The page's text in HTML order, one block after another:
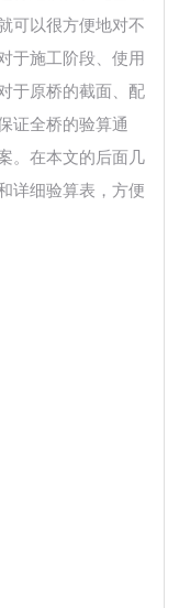
可以很方便地对不
于施工阶段、使用
于原桥的截面、配
证全桥的验算通
。在本文的后面几
详细验算表，方便